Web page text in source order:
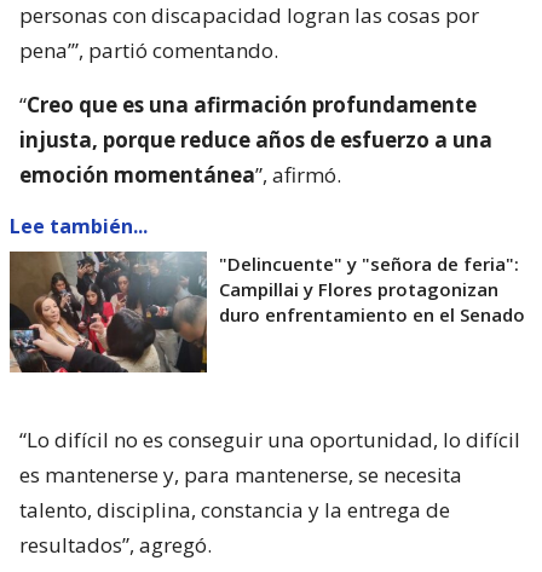
personas con discapacidad logran las cosas por
pena’”, partió comentando.
“Creo que es una afirmación profundamente
injusta, porque reduce años de esfuerzo a una
emoción momentánea”, afirmó.
Lee también...
"Delincuente" y "señora de feria":
Campillai y Flores protagonizan
duro enfrentamiento en el Senado
“Lo difícil no es conseguir una oportunidad, lo difícil
es mantenerse y, para mantenerse, se necesita
talento, disciplina, constancia y la entrega de
resultados”, agregó.